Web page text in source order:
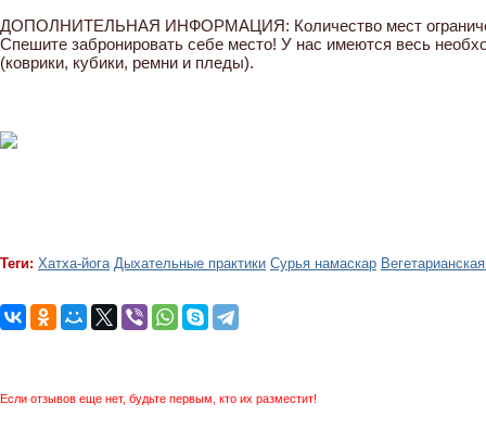
ДОПОЛНИТЕЛЬНАЯ ИНФОРМАЦИЯ: Количество мест
Спешите забронировать себе место! У нас имеются весь
(коврики, кубики, ремни и пледы).
Теги: Хатха-йога Дыхательные практики Сурья намаскар
Если отзывов еще нет, будьте первым, кто их разместит!